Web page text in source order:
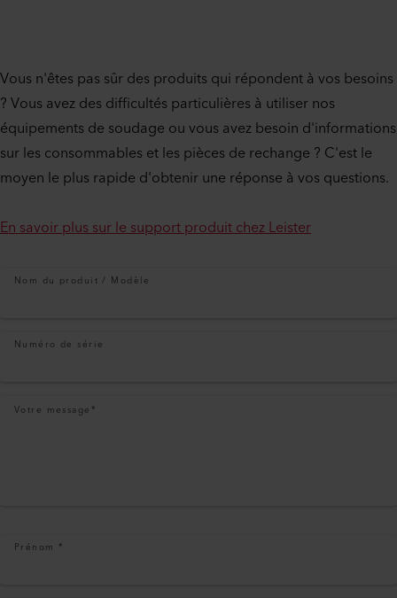
Vous n'êtes pas sûr des produits qui répondent à vos besoins
? Vous avez des difficultés particulières à utiliser nos
équipements de soudage ou vous avez besoin d'informations
sur les consommables et les pièces de rechange ? C'est le
moyen le plus rapide d'obtenir une réponse à vos questions.
En savoir plus sur le support produit chez Leister
Nom du produit / Modèle
Numéro de série
Votre message *
Prénom *